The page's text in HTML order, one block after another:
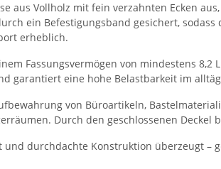
aus Vollholz mit fein verzahnten Ecken
ein Befestigungsband gesichert,
erheblich.
Fassungsvermögen von mindestens
garantiert eine hohe Belastbarkeit im
von Büroartikeln,
Durch den geschlossenen
durchdachte Konstruktion überzeugt